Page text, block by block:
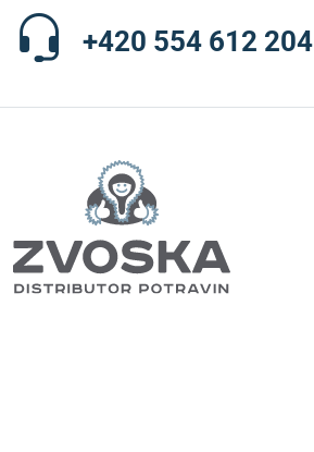
+420 554 612 204